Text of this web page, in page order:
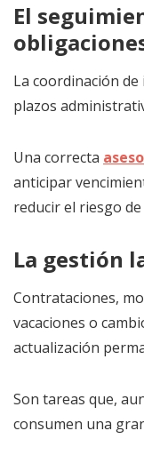
El
La coordinación
plazos
Una correcta
anticipar
reducir el riesgo
La gestión
Contrataciones,
vacaciones o
actualización
Son tareas que,
consumen una